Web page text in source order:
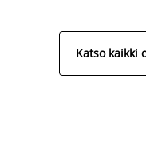
Katso kaikki